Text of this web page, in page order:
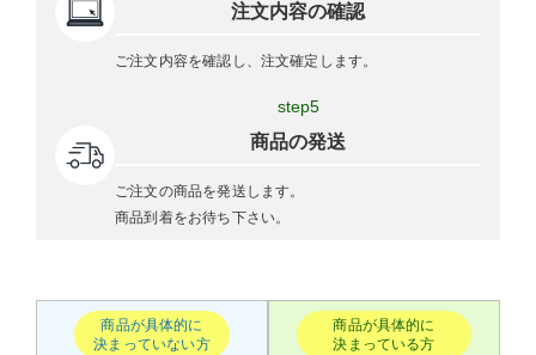
注文内容の確認
ご注文内容を確認し、注文確定します。
step5
商品の発送
ご注文の商品を発送します。
商品到着をお待ち下さい。
商品が具体的に
決まっていない方
商品が具体的に
決まっている方